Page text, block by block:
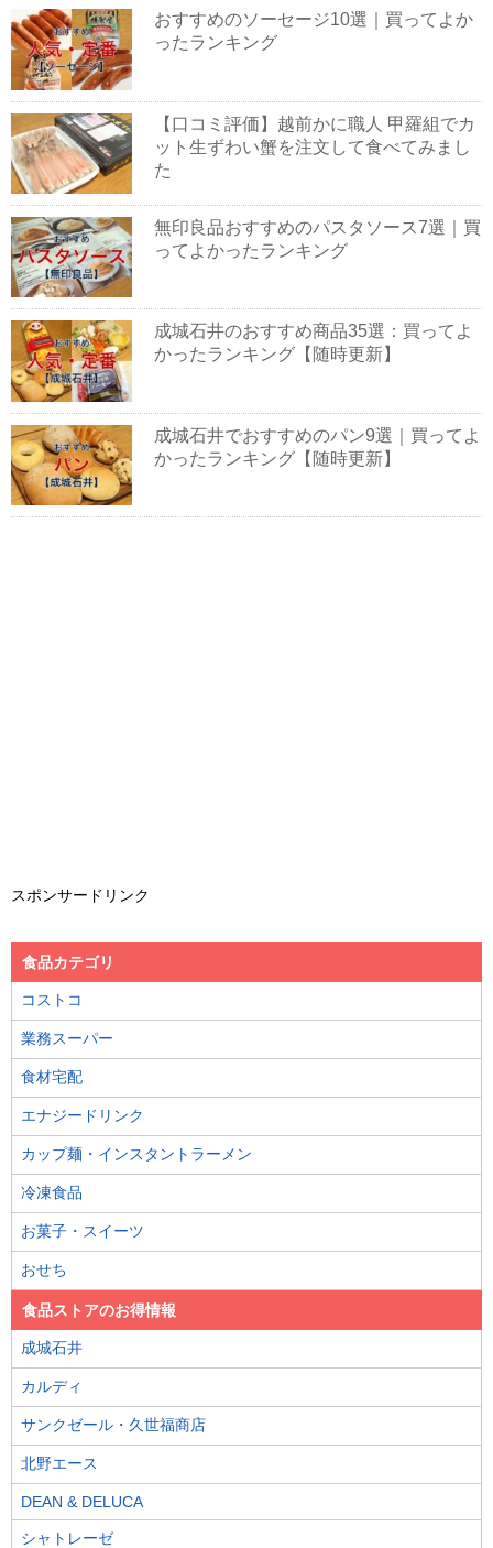
おすすめのソーセージ10選｜買ってよか
ったランキング
【口コミ評価】越前かに職人 甲羅組でカ
ット生ずわい蟹を注文して食べてみまし
た
無印良品おすすめのパスタソース7選｜買
ってよかったランキング
成城石井のおすすめ商品35選：買ってよ
かったランキング【随時更新】
成城石井でおすすめのパン9選｜買ってよ
かったランキング【随時更新】
スポンサードリンク
食品カテゴリ
コストコ
業務スーパー
食材宅配
エナジードリンク
カップ麺・インスタントラーメン
冷凍食品
お菓子・スイーツ
おせち
食品ストアのお得情報
成城石井
カルディ
サンクゼール・久世福商店
北野エース
DEAN & DELUCA
シャトレーゼ